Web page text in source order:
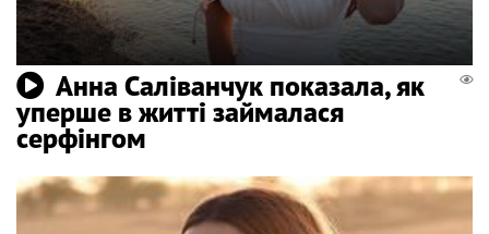
Анна Саліванчук показала, як
уперше в житті займалася
серфінгом